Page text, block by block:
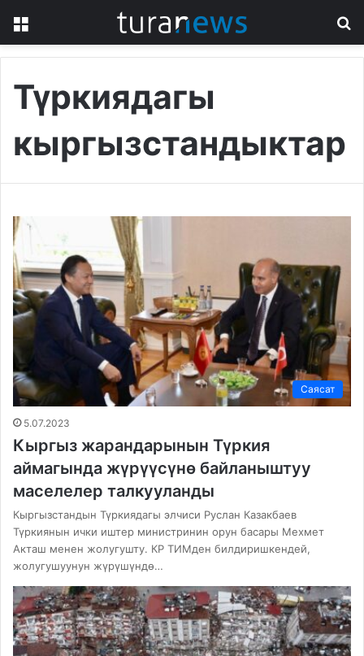
Түркиядагы
кыргызстандыктар
Саясат
5.07.2023
Кыргыз жарандарынын Түркия
аймагында жүрүүсүнө байланыштуу
маселелер талкууланды
Кыргызстандын Түркиядагы элчиси Руслан Казакбаев
Түркиянын ички иштер министринин орун басары Мехмет
Акташ менен жолугушту. КР ТИМден билдиришкендей,
жолугушуунун жүрүшүндө…